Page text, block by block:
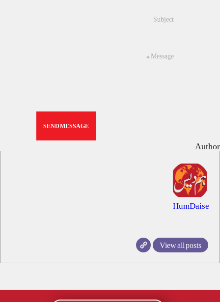
Author
HumDaise
View all posts